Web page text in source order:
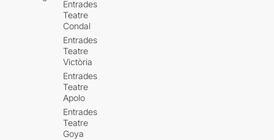
Entrades
Teatre
Condal
Entrades
Teatre
Victòria
Entrades
Teatre
Apolo
Entrades
Teatre
Goya